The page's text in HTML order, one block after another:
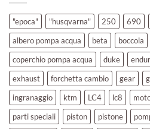
"epoca" "husqvarna" 250 690
albero pompa acqua
beta boccola
coperchio pompa acqua
duke
exhaust
forchetta cambio gear
ingranaggio
ktm LC4 lc8
parti speciali
piston pistone